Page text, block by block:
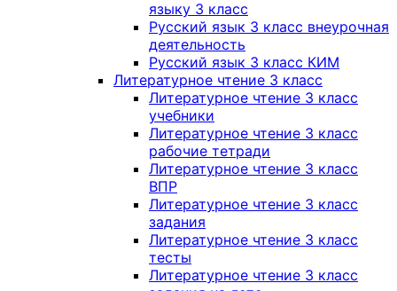
языку 3 класс
Русский язык 3 класс внеурочная
деятельность
Русский язык 3 класс КИМ
Литературное чтение 3 класс
Литературное чтение 3 класс
учебники
Литературное чтение 3 класс
рабочие тетради
Литературное чтение 3 класс
ВПР
Литературное чтение 3 класс
задания
Литературное чтение 3 класс
тесты
Литературное чтение 3 класс